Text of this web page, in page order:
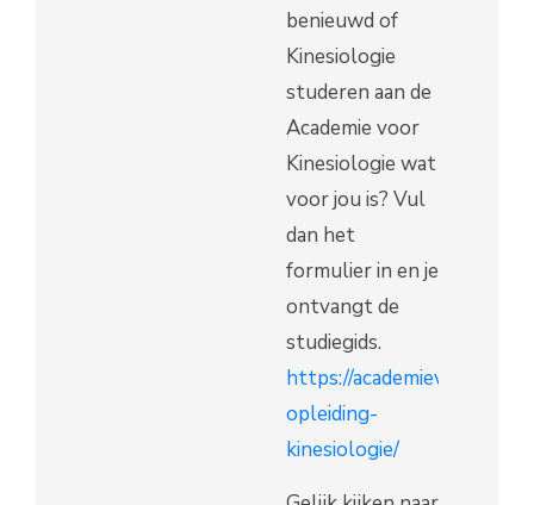
benieuwd of
Kinesiologie
studeren aan de
Academie voor
Kinesiologie wat
voor jou is? Vul
dan het
formulier in en je
ontvangt de
studiegids.
https://
opleiding-
kinesiologie/